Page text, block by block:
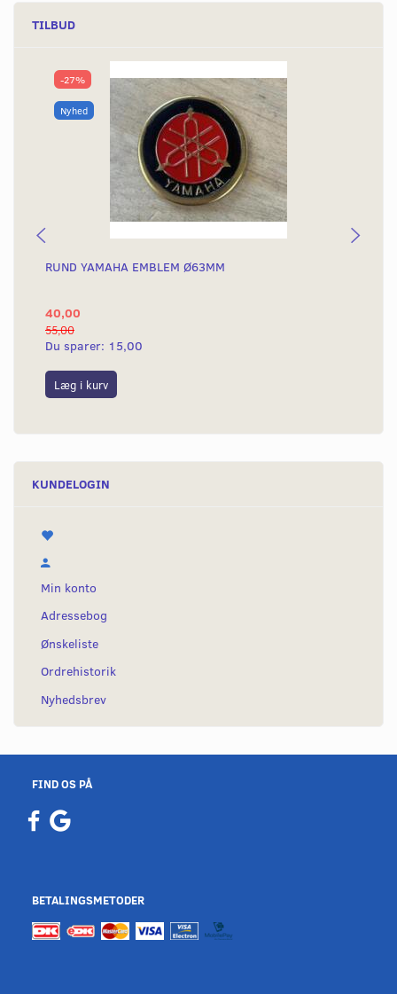
TILBUD
-27%
Nyhed
RUND YAMAHA EMBLEM Ø63MM
40,00
55,00
Du sparer: 15,00
Læg i kurv
KUNDELOGIN
Min konto
Adressebog
Ønskeliste
Ordrehistorik
Nyhedsbrev
FIND OS PÅ
BETALINGSMETODER